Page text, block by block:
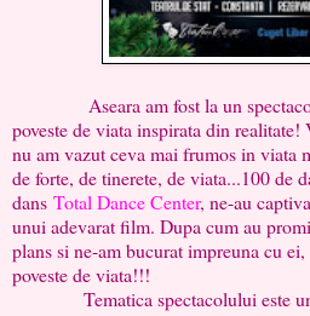
Aseara am fost la un spectacol
poveste de viata inspirata din realitate!
nu am vazut ceva mai frumos in viata
de forte, de tinerete, de viata...100 de
dans Total Dance Center, ne-au
unui adevarat film. Dupa cum au
plans si ne-am bucurat impreuna cu
poveste de viata!!!
Tematica spectacolului este una